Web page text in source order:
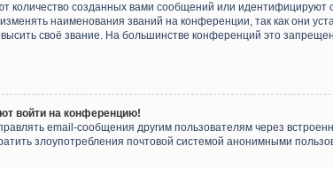
созданных вами сообщений или идентифицируют
наименования званий на конференции, так как они
своё звание. На большинстве конференций это
войти на конференцию!
email-сообщения другим пользователям через
злоупотребления почтовой системой анонимными